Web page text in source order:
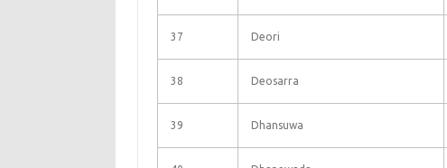
37 Deori
38 Deosarra
39 Dhansuwa